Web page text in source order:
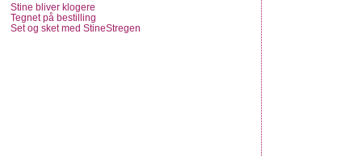
Stine bliver klogere
Tegnet på bestilling
Set og sket med StineStregen